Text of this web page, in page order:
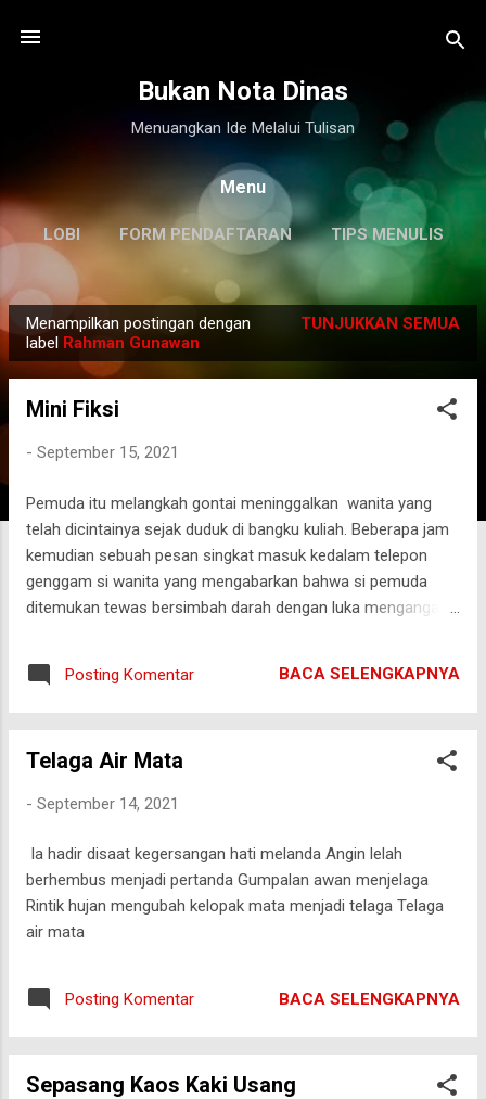
Bukan Nota Dinas
Menuangkan Ide Melalui Tulisan
Menu
LOBI FORM PENDAFTARAN TIPS MENULIS
KILAS BALIK
P
o
Menampilkan postingan dengan
label Rahman Gunawan
TUNJUKKAN SEMUA
Mini Fiksi
- September 15, 2021
Pemuda itu melangkah gontai meninggalkan wanita yang
telah dicintainya sejak duduk di bangku kuliah. Beberapa jam
kemudian sebuah pesan singkat masuk kedalam telepon
genggam si wanita yang mengabarkan bahwa si pemuda
ditemukan tewas bersimbah darah dengan luka menganga di
tebal memeluk dan mencium tengkuknya berkali-kali sambil
berkata bahwa ia amat mencintai puterinya. Ketika tersadar
itu mencari ayahnya dari satu ruang ke ruangan yang lain.
sang ayah dengan tulisan, "Mengenang 100 hari wafatnya
Posting Komentar BACA SELENGKAPNYA
Telaga Air Mata
- September 14, 2021
Ia hadir disaat kegersangan hati melanda Angin lelah
berhembus menjadi pertanda Gumpalan awan menjelaga
Rintik hujan mengubah kelopak mata menjadi telaga Telaga
air mata
Posting Komentar BACA SELENGKAPNYA
Sepasang Kaos Kaki Usang